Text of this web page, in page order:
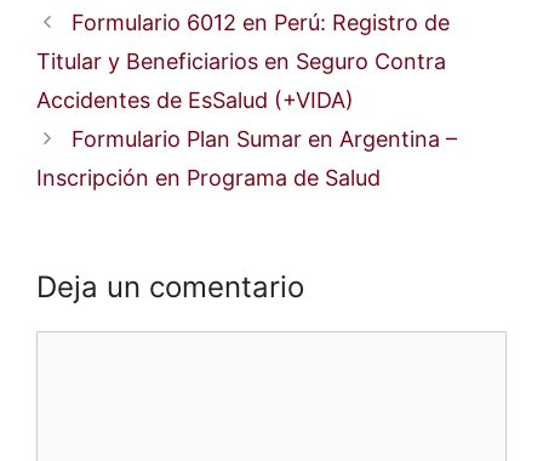
Formulario 6012 en Perú: Registro de
Titular y Beneficiarios en Seguro Contra
Accidentes de EsSalud (+VIDA)
Formulario Plan Sumar en Argentina –
Inscripción en Programa de Salud
Deja un comentario